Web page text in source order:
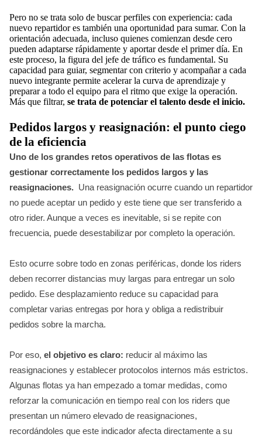
Pero no se trata solo de buscar perfiles con experiencia: cada
nuevo repartidor es también una oportunidad para sumar. Con la
orientación adecuada, incluso quienes comienzan desde cero
pueden adaptarse rápidamente y aportar desde el primer día. En
este proceso, la figura del jefe de tráfico es fundamental. Su
capacidad para guiar, segmentar con criterio y acompañar a cada
nuevo integrante permite acelerar la curva de aprendizaje y
preparar a todo el equipo para el ritmo que exige la operación.
Más que filtrar, se trata de potenciar el talento desde el inicio.
Pedidos largos y reasignación: el punto ciego
de la eficiencia
Uno de los grandes retos operativos de las flotas es
gestionar correctamente los pedidos largos y las
reasignaciones. Una reasignación ocurre cuando un repartidor
no puede aceptar un pedido y este tiene que ser transferido a
otro rider. Aunque a veces es inevitable, si se repite con
frecuencia, puede desestabilizar por completo la operación.
Esto ocurre sobre todo en zonas periféricas, donde los riders
deben recorrer distancias muy largas para entregar un solo
pedido. Ese desplazamiento reduce su capacidad para
completar varias entregas por hora y obliga a redistribuir
pedidos sobre la marcha.
Por eso, el objetivo es claro: reducir al máximo las
reasignaciones y establecer protocolos internos más estrictos.
Algunas flotas ya han empezado a tomar medidas, como
reforzar la comunicación en tiempo real con los riders que
presentan un número elevado de reasignaciones,
recordándoles que este indicador afecta directamente a su